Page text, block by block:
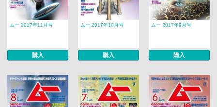
ムー 2017年11月号
購入
ムー 2017年10月号
購入
ムー 2017年9月号
購入